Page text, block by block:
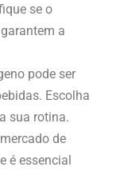
se o
a
pode ser
Escolha
sua rotina.
de
é essencial